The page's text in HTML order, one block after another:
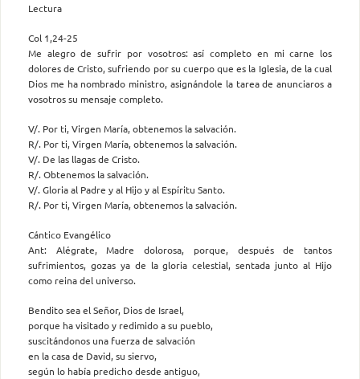
Lectura
Col 1,24-25
Me alegro de sufrir por vosotros: así completo en mi carne los
dolores de Cristo, sufriendo por su cuerpo que es la Iglesia, de la cual
Dios me ha nombrado ministro, asignándole la tarea de anunciaros a
vosotros su mensaje completo.
V/. Por ti, Virgen María, obtenemos la salvación.
R/. Por ti, Virgen María, obtenemos la salvación.
V/. De las llagas de Cristo.
R/. Obtenemos la salvación.
V/. Gloria al Padre y al Hijo y al Espíritu Santo.
R/. Por ti, Virgen María, obtenemos la salvación.
Cántico Evangélico
Ant: Alégrate, Madre dolorosa, porque, después de tantos
sufrimientos, gozas ya de la gloria celestial, sentada junto al Hijo
como reina del universo.
Bendito sea el Señor, Dios de Israel,
porque ha visitado y redimido a su pueblo,
suscitándonos una fuerza de salvación
en la casa de David, su siervo,
según lo había predicho desde antiguo,